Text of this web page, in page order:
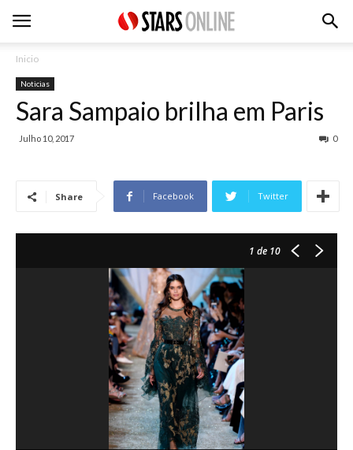
Inicio
Noticias
Sara Sampaio brilha em Paris
Julho 10, 2017 0
Share Facebook Twitter
1 de 10